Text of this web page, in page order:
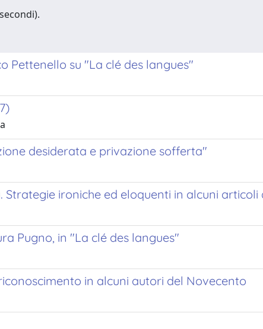
Pettenello su "La clé des langues"
desiderata e privazione sofferta"
Strategie ironiche ed eloquenti in alcuni
Pugno, in "La clé des langues"
in alcuni autori del Novecento